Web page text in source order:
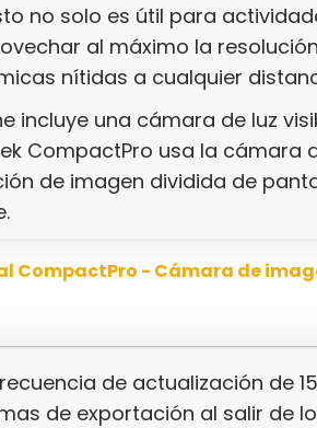
no solo es útil para
al máximo la
nítidas a cualquier
incluye una cámara de luz
CompactPro usa la cámara
de imagen dividida de
de actualización de
de exportación al salir de